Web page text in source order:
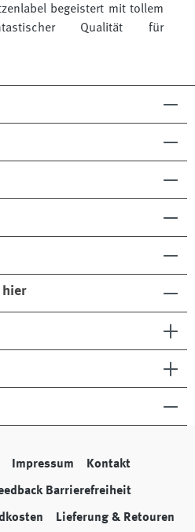
begeistert mit tollem
Qualität für
hier
Impressum Kontakt
Barrierefreiheit
Lieferung & Retouren